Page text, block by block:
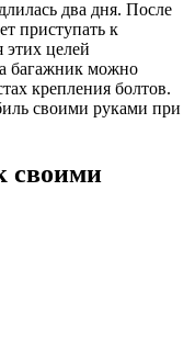
два дня. После
приступать к
целей
багажник можно
крепления болтов.
своими руками при
своими